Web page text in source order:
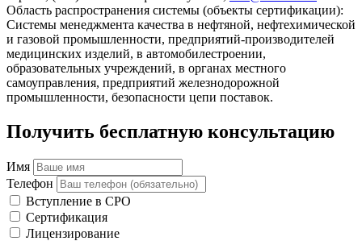
Область распространения системы (объекты сертификации):
Системы менеджмента качества в нефтяной, нефтехимической
и газовой промышленности, предприятий-производителей
медицинских изделий, в автомобилестроении,
образовательных учреждений, в органах местного
самоуправления, предприятий железнодорожной
промышленности, безопасности цепи поставок.
Получить бесплатную консультацию
Имя
Телефон
Вступление в СРО
Сертификация
Лицензирование